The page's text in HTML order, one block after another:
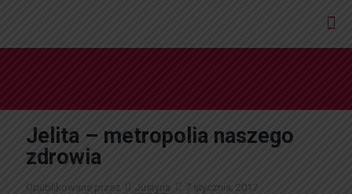
Jelita – metropolia naszego
zdrowia
Opublikowane przez Justyna 7 stycznia, 2017